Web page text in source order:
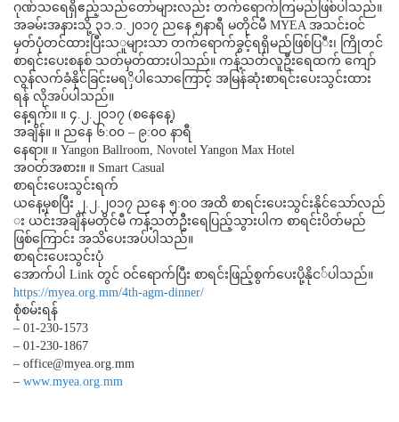
ဂုဏ်သရေရှိဧည့်သည်တော်များလည်း တက်ရောက်ကြမည်ဖြစ်ပါသည်။
အခမ်းအနားသို့ ၃၁.၁.၂၀၁၇ ညနေ ၅နာရီ မတိုင်မီ MYEA အသင်းဝင်
မှတ်ပုံတင်ထားပြီးသူများသာ တက်ရောက်ခွင့်ရရှိမည်ဖြစ်ပြီး၊ ကြိုတင်
စာရင်းပေးစနစ် သတ်မှတ်ထားပါသည်။ ကန့်သတ်လူဦးရေထက် ကျော်
လွန်လက်ခံနိုင်ခြင်းမရှိပါသောကြောင့် အမြန်ဆုံးစာရင်းပေးသွင်းထား
ရန် လိုအပ်ပါသည်။
နေ့ရက်။ ။ ၄.၂.၂၀၁၇ (စနေနေ့)
အချိန်။ ။ ညနေ ၆:၀၀ – ၉:၀၀ နာရီ
နေရာ။ ။ Yangon Ballroom, Novotel Yangon Max Hotel
အဝတ်အစား။ ။ Smart Casual
စာရင်းပေးသွင်းရက်
ယနေ့မှစပြီး ၂.၂.၂၀၁၇ ညနေ ၅:ဝ၀ အထိ စာရင်းပေးသွင်းနိုင်သော်လည်
း ယင်းအချိန်မတိုင်မီ ကန့်သတ်ဦးရေပြည့်သွားပါက စာရင်းပိတ်မည်
ဖြစ်ကြောင်း အသိပေးအပ်ပါသည်။
စာရင်းပေးသွင်းပုံ
အောက်ပါ Link တွင် ဝင်ရောက်ပြီး စာရင်းဖြည့်စွက်ပေးပို့နိုင်ပါသည်။
https://myea.org.mm/4th-agm-dinner/
စုံစမ်းရန်
– 01-230-1573
– 01-230-1867
– office@myea.org.mm
– www.myea.org.mm